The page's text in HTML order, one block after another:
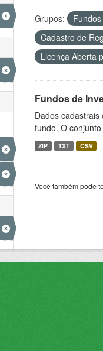
Grupos:
Cadastro de
Licença Aberta
Fundos de
Dados
fundo. O
ZIP TXT CSV
Você também pode